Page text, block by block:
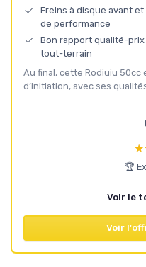
Freins à disque avant
de performance
Bon rapport qualité-
tout-terrain
Au final, cette Rodiuiu
d’initiation, avec ses
🏆
Voir le
Voir